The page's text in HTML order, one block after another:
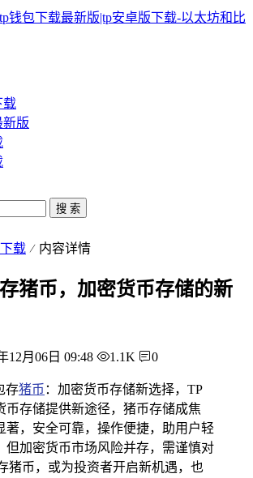
载
新版
搜 索
载 内容详情
猪币，加密货币存储的新
12月06日 09:48 1.1K 0
存猪币 ：加密货币存储新选择，TP
币存储提供新途径，猪币存储成焦
著，安全可靠，操作便捷，助用户轻
但加密货币市场风险并存，需谨慎对
猪币，或为投资者开启新机遇，也